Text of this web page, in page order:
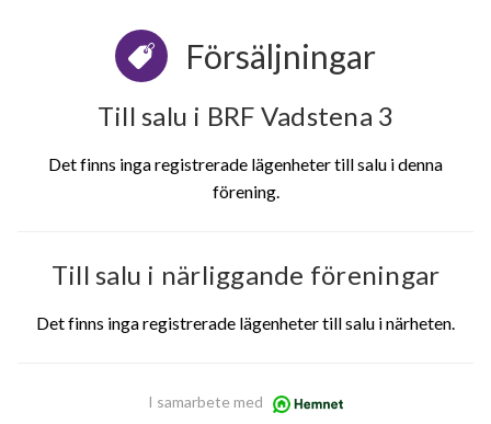
Försäljningar
Till salu i BRF Vadstena 3
Det finns inga registrerade lägenheter till salu i denna
förening.
Till salu i närliggande föreningar
Det finns inga registrerade lägenheter till salu i närheten.
I samarbete med